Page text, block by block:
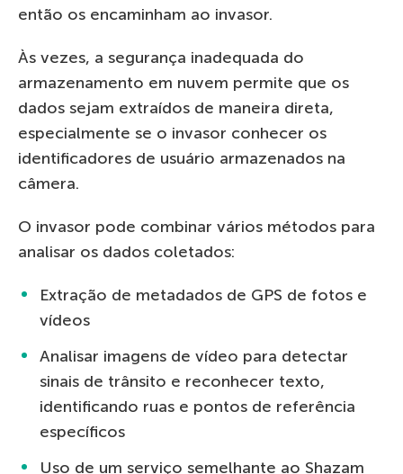
então os encaminham ao invasor.
Às vezes, a segurança inadequada do
armazenamento em nuvem permite que os
dados sejam extraídos de maneira direta,
especialmente se o invasor conhecer os
identificadores de usuário armazenados na
câmera.
O invasor pode combinar vários métodos para
analisar os dados coletados:
Extração de metadados de GPS de fotos e
vídeos
Analisar imagens de vídeo para detectar
sinais de trânsito e reconhecer texto,
identificando ruas e pontos de referência
específicos
Uso de um serviço semelhante ao Shazam